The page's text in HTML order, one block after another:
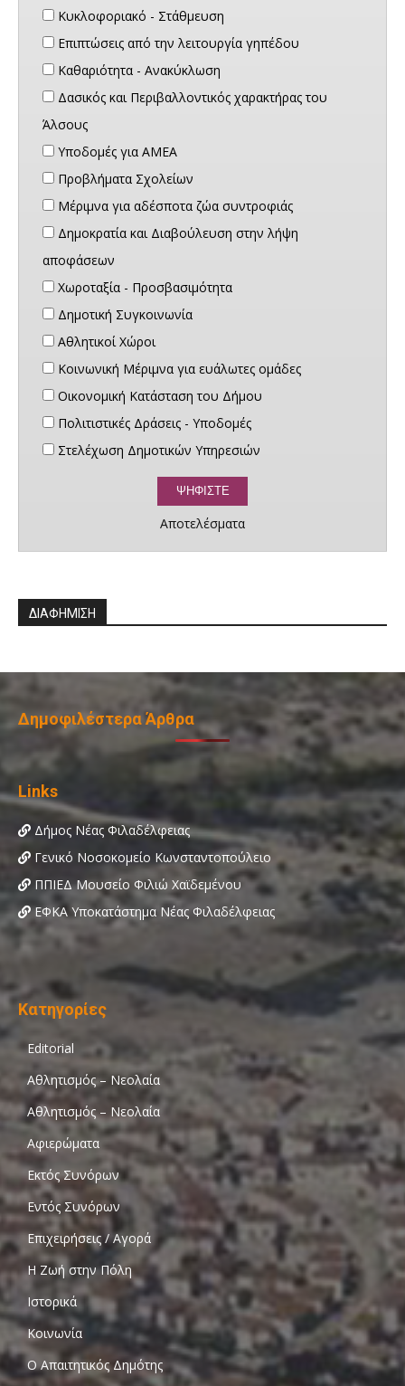
Κυκλοφοριακό - Στάθμευση
Επιπτώσεις από την λειτουργία γηπέδου
Καθαριότητα - Ανακύκλωση
Δασικός και Περιβαλλοντικός χαρακτήρας του
Άλσους
Υποδομές για ΑΜΕΑ
Προβλήματα Σχολείων
Μέριμνα για αδέσποτα ζώα συντροφιάς
Δημοκρατία και Διαβούλευση στην λήψη
αποφάσεων
Χωροταξία - Προσβασιμότητα
Δημοτική Συγκοινωνία
Αθλητικοί Χώροι
Κοινωνική Μέριμνα για ευάλωτες ομάδες
Οικονομική Κατάσταση του Δήμου
Πολιτιστικές Δράσεις - Υποδομές
Στελέχωση Δημοτικών Υπηρεσιών
Αποτελέσματα
ΔΙΑΦΗΜΙΣΗ
Δημοφιλέστερα Άρθρα
Links
Δήμος Νέας Φιλαδέλφειας
Γενικό Νοσοκομείο Κωνσταντοπούλειο
ΠΠΙΕΔ Μουσείο Φιλιώ Χαϊδεμένου
ΕΦΚΑ Υποκατάστημα Νέας Φιλαδέλφειας
Κατηγορίες
Editorial
Αθλητισμός – Νεολαία
Αθλητισμός – Νεολαία
Αφιερώματα
Εκτός Συνόρων
Εντός Συνόρων
Επιχειρήσεις / Αγορά
Η Ζωή στην Πόλη
Ιστορικά
Κοινωνία
Ο Απαιτητικός Δημότης